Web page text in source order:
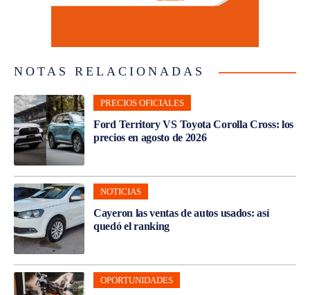
NOTAS RELACIONADAS
PRECIOS OFICIALES
Ford Territory VS Toyota Corolla Cross: los
precios en agosto de 2026
NOTICIAS
Cayeron las ventas de autos usados: así
quedó el ranking
OPORTUNIDADES